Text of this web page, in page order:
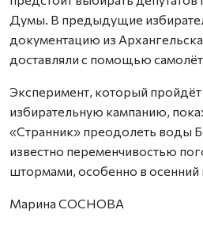
Думы. В предыдущие
документацию из
доставляли с помощью
Эксперимент, который
избирательную кампанию,
«Странник» преодолеть воды
известно переменчивостью
штормами, особенно в осенний
Марина СОСНОВА